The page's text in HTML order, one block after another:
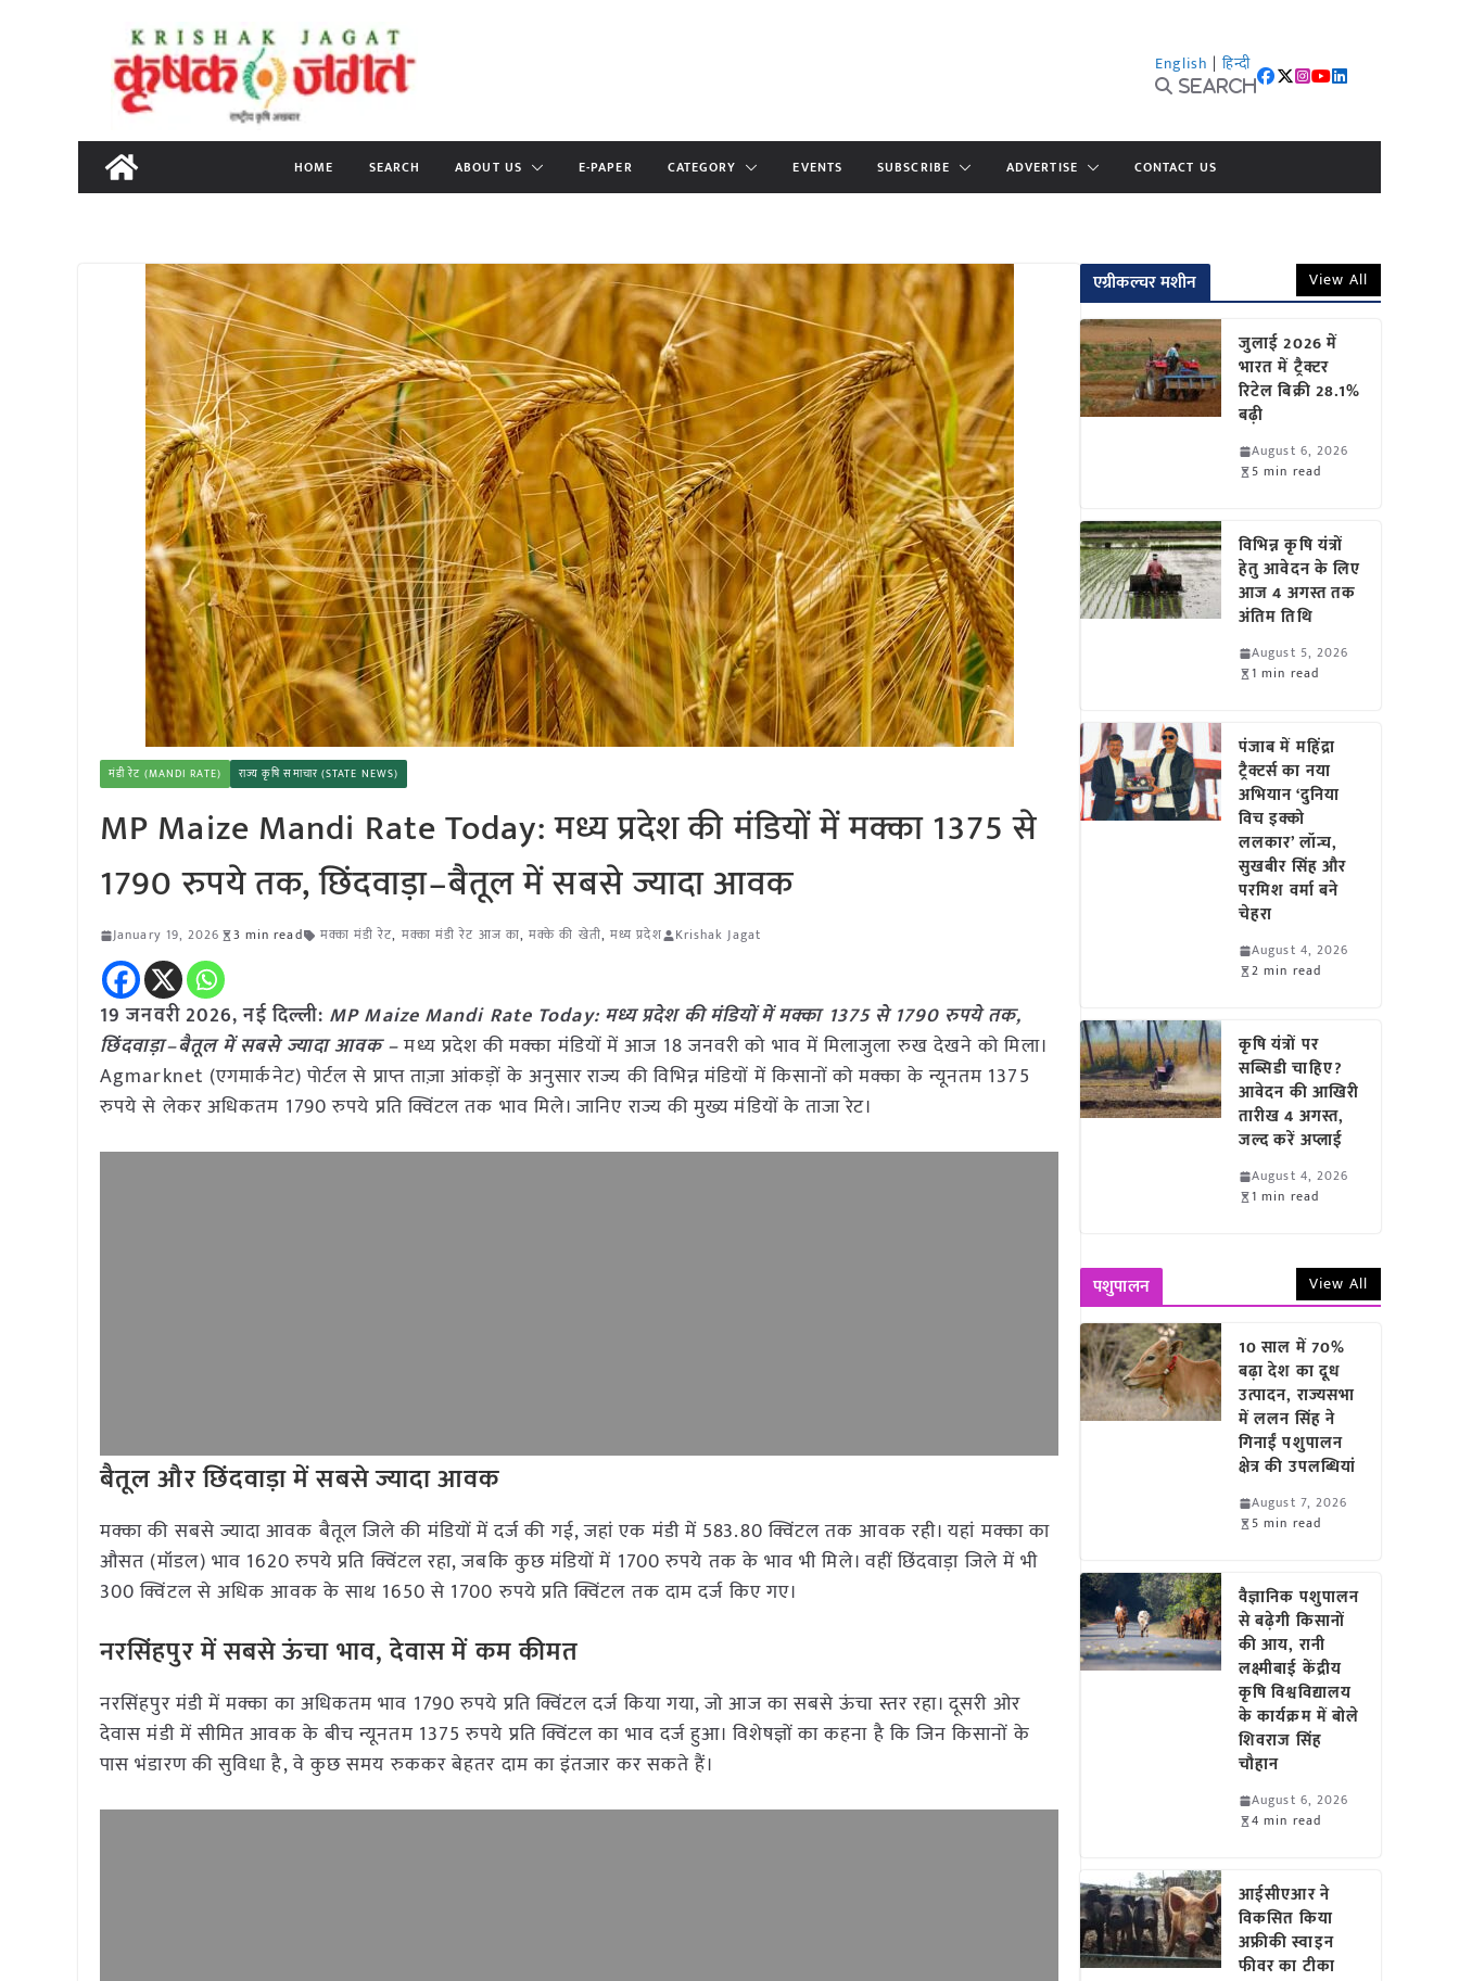
content
English | हिन्दी
Search
HOME SEARCH ABOUT US E-PAPER CATEGORY EVENTS SUBSCRIBE ADVERTISE CONTACT US
मंडी रेट (MANDI RATE) राज्य कृषि समाचार (STATE NEWS)
MP Maize Mandi Rate Today: मध्य प्रदेश की मंडियों में मक्का 1375 से
1790 रुपये तक, छिंदवाड़ा–बैतूल में सबसे ज्यादा आवक
January 19, 2026 3 min read मक्का मंडी रेट, मक्का मंडी रेट आज का,मक्के की खेती,मध्य प्रदेश Krishak Jagat
19 जनवरी2026,नई दिल्ली: MP Maize Mandi Rate Today: मध्य प्रदेश की मंडियों में मक्का 1375 से 1790 रुपये तक,
छिंदवाड़ा–बैतूल में सबसे ज्यादा आवक –मध्य प्रदेश की मक्का मंडियों में आज 18 जनवरी को भाव में मिलाजुला रुख देखने को मिला।
Agmarknet (एगमार्कनेट) पोर्टल से प्राप्त ताज़ा आंकड़ों के अनुसार राज्य की विभिन्न मंडियों में किसानों को मक्का के न्यूनतम 1375
रुपये से लेकर अधिकतम 1790 रुपये प्रति क्विंटल तक भाव मिले। जानिए राज्य की मुख्य मंडियों के ताजा रेट।
बैतूल और छिंदवाड़ा में सबसे ज्यादा आवक
मक्का की सबसे ज्यादा आवक बैतूल जिले की मंडियों में दर्ज की गई, जहां एक मंडी में 583.80 क्विंटल तक आवक रही। यहां मक्का का
औसत (मॉडल) भाव 1620 रुपये प्रति क्विंटल रहा, जबकि कुछ मंडियों में 1700 रुपये तक के भाव भी मिले। वहीं छिंदवाड़ा जिले में भी
300 क्विंटल से अधिक आवक के साथ 1650 से 1700 रुपये प्रति क्विंटल तक दाम दर्ज किए गए।
नरसिंहपुर में सबसे ऊंचा भाव, देवास में कम कीमत
नरसिंहपुर मंडी में मक्का का अधिकतम भाव 1790 रुपये प्रति क्विंटल दर्ज किया गया, जो आज का सबसे ऊंचा स्तर रहा। दूसरी ओर
देवास मंडी में सीमित आवक के बीच न्यूनतम 1375 रुपये प्रति क्विंटल का भाव दर्ज हुआ। विशेषज्ञों का कहना है कि जिन किसानों के
पास भंडारण की सुविधा है, वे कुछ समय रुककर बेहतर दाम का इंतजार कर सकते हैं।
एग्रीकल्चर मशीन View All
जुलाई 2026 में
भारत में ट्रैक्टर
रिटेल बिक्री 28.1%
बढ़ी
August 6, 2026
5 min read
विभिन्न कृषि यंत्रों
हेतु आवेदन के लिए
आज 4 अगस्त तक
अंतिम तिथि
August 5, 2026
1 min read
पंजाब में महिंद्रा
ट्रैक्टर्स का नया
अभियान ‘दुनिया
विच इक्को
ललकार’ लॉन्च,
सुखबीर सिंह और
परमिश वर्मा बने
चेहरा
August 4, 2026
2 min read
कृषि यंत्रों पर
सब्सिडी चाहिए?
आवेदन की आखिरी
तारीख 4 अगस्त,
जल्द करें अप्लाई
August 4, 2026
1 min read
पशुपालन View All
10 साल में 70%
बढ़ा देश का दूध
उत्पादन, राज्यसभा
में ललन सिंह ने
गिनाईं पशुपालन
क्षेत्र की उपलब्धियां
August 7, 2026
5 min read
वैज्ञानिक पशुपालन
से बढ़ेगी किसानों
की आय, रानी
लक्ष्मीबाई केंद्रीय
कृषि विश्वविद्यालय
के कार्यक्रम में बोले
शिवराज सिंह
चौहान
August 6, 2026
4 min read
आईसीएआर ने
विकसित किया
अफ्रीकी स्वाइन
फीवर का टीका